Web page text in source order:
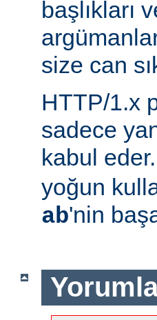
başlıkları
size can
HTTP/1.x
sadece
kabul
yoğun
ab'nin